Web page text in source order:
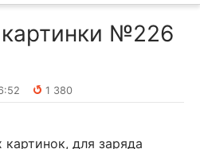
№226
1 380
для заряда